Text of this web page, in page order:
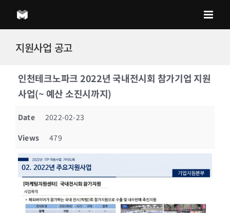
content
지원사업 공고
인천테크노파크 2022년 국내전시회 참가기업 지원
사업(~ 예산 소진시까지)
Date
2022-02-23
Views
479